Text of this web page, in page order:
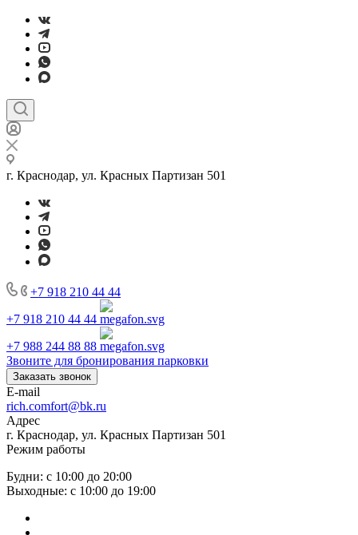
г. Краснодар, ул. Красных Партизан 501
+7 918 210 44 44
+7 918 210 44 44
+7 988 244 88 88
Звоните для бронирования парковки
Заказать звонок
E-mail
rich.comfort@bk.ru
Адрес
г. Краснодар, ул. Красных Партизан 501
Режим работы
Будни: с 10:00 до 20:00
Выходные: с 10:00 до 19:00